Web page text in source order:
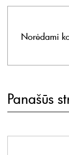
Norėdami
Panašūs